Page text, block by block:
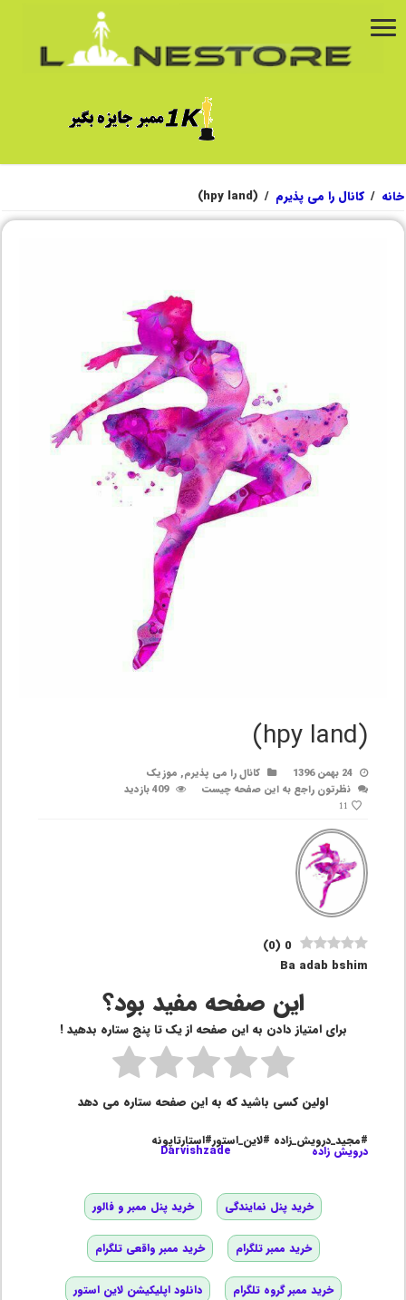
خانه / کانال را می پذیرم /
(hpy land)
(hpy land)
24 بهمن 1396 کانال را می پذیرم, موزیک
نظرتون راجع به این صفحه چیست
409 بازدید
11
0
(
0
)
Ba adab bshim
این صفحه مفید بود؟
برای امتیاز دادن به این صفحه از یک تا پنج ستاره بدهید !
اولین کسی باشید که به این صفحه ستاره می دهد
#مجید_درویش_زاده #لاین_استور#استارتاپونه
درویش زاده Darvishzade
خرید پنل نمایندگی خرید پنل ممبر و فالور
خرید ممبر تلگرام خرید ممبر واقعی تلگرام
خرید ممبر گروه تلگرام دانلود اپلیکیشن لاین استور